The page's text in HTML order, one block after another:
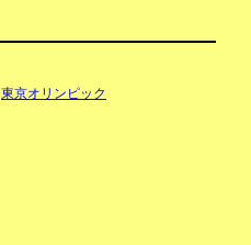
東京オリンピック